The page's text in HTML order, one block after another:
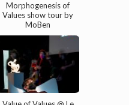
Morphogenesis of
Values show tour by
MoBen